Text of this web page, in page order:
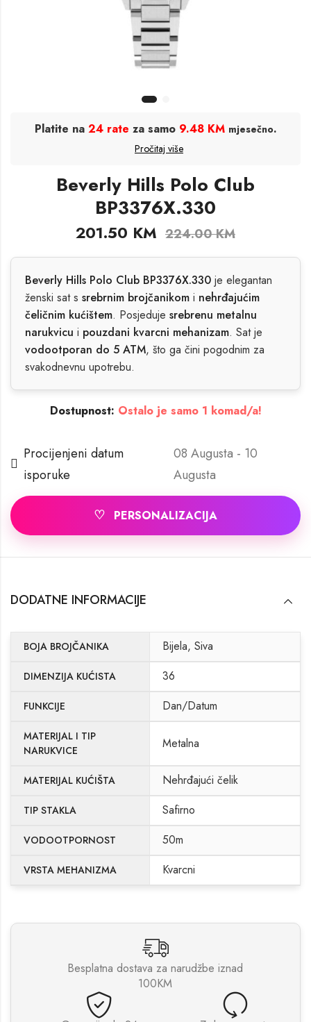
Platite na 24 rate za samo 9.48 KM mjesečno.
Pročitaj više
Beverly Hills Polo Club
BP3376X.330
201.50 KM 224.00KM
Beverly Hills Polo Club BP3376X.330 je elegantan
ženski sat s srebrnim brojčanikom i nehrđajućim
čeličnim kućištem. Posjeduje srebrenu metalnu
narukvicu i pouzdani kvarcni mehanizam. Sat je
vodootporan do 5 ATM, što ga čini pogodnim za
svakodnevnu upotrebu.
Dostupnost: Ostalo je samo 1 komad/a!
Procijenjeni datum
isporuke
08 Augusta - 10
Augusta
♡ PERSONALIZACIJA
DODATNE INFORMACIJE
BOJA BROJČANIKA Bijela, Siva
DIMENZIJA KUĆISTA 36
FUNKCIJE Dan/Datum
MATERIJAL I TIP
NARUKVICE
Metalna
MATERIJAL KUĆIŠTA Nehrđajući čelik
TIP STAKLA Safirno
VODOOTPORNOST 50m
VRSTA MEHANIZMA Kvarcni
Besplatna dostava za narudžbe iznad
100KM